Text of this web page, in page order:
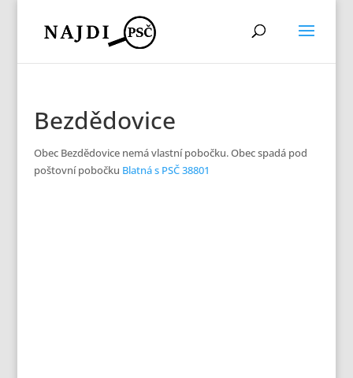
Bezdědovice
Obec Bezdědovice nemá vlastní pobočku. Obec spadá pod
poštovní pobočku Blatná s PSČ 38801